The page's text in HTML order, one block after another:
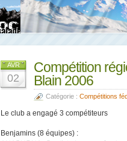
AVR
02
Compétition
Blain 2006
Catégorie : Compétitions
Le club a engagé 3 compétiteurs
Benjamins (8 équipes) :